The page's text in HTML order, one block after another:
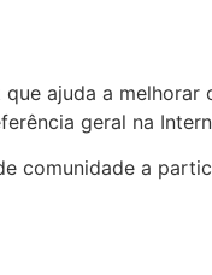
ajuda a
geral na
comunidade a